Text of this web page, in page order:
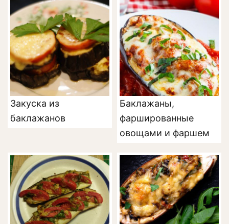
Закуска из
баклажанов
Баклажаны,
фаршированные
овощами и фаршем